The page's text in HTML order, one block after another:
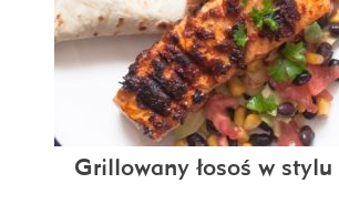
Grillowany łosoś w